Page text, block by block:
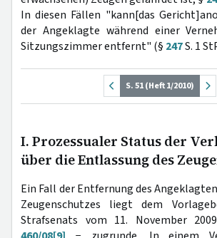
In diesen Fällen "kann[das
der Angeklagte während einer
Sitzungszimmer entfernt" (§ 247S. 1
S. 51 (Heft 1/2010)
I. Prozessualer Status der
über die Entlassung des
Ein Fall der Entfernung des
Zeugenschutzes liegt dem
Strafsenats vom 11. November